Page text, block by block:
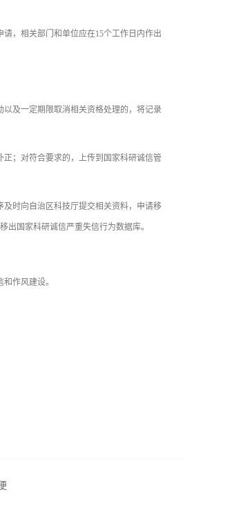
，相关部门和单位应在15个工作日内作出
及一定期限取消相关资格处理的，将记录
；对符合要求的，上传到国家科研诚信管
时向自治区科技厅提交相关资料，申请移
出国家科研诚信严重失信行为数据库。
作风建设。